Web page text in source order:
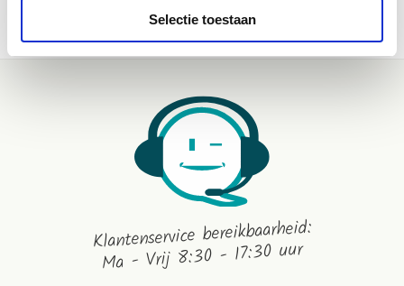
Selectie toestaan
magnesium kan ook een verrassend goed effect geven.
Klantenservice bereikbaarheid:
Ma - Vrij 8:30 - 17:30 uur